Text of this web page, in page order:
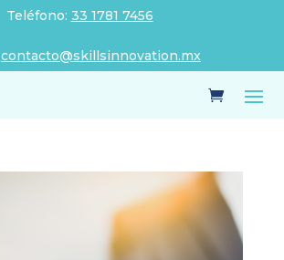
Teléfono: 33 1781 7456
contacto@skillsinnovation.mx